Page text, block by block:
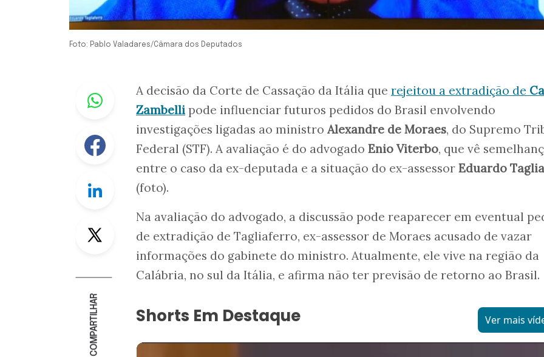
Foto: Pablo Valadares/Câmara dos Deputados
Whastapp
Facebook
Twitter
COMPARTILHAR
A decisão da Corte de Cassação da Itália que rejeitou a extradição de
Zambelli pode influenciar futuros pedidos do Brasil envolvendo
investigações ligadas ao ministro Alexandre de Moraes, do Supremo
Federal (STF). A avaliação é do advogado Enio Viterbo, que vê
entre o caso da ex-deputada e a situação do ex-assessor Eduardo
(foto).
Na avaliação do advogado, a discussão pode reaparecer em eventual
de extradição de Tagliaferro, ex-assessor de Moraes acusado de vazar
informações do gabinete do ministro. Atualmente, ele vive na região da
Calábria, no sul da Itália, e afirma não ter previsão de retorno ao Brasil.
Shorts Em Destaque Ver mais